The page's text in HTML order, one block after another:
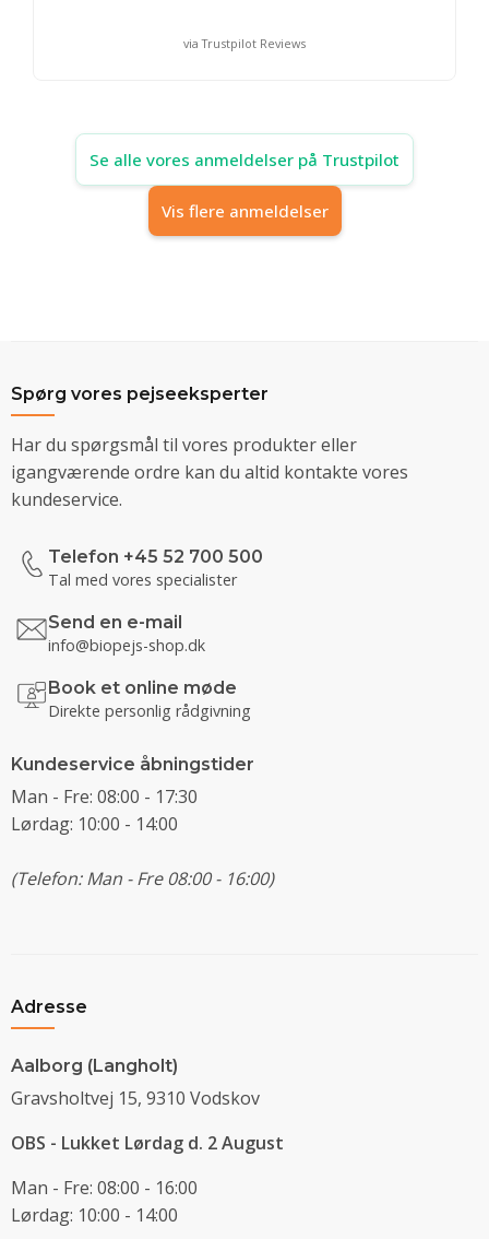
via Trustpilot Reviews
Se alle vores anmeldelser på Trustpilot
Vis flere anmeldelser
Spørg vores pejseeksperter
Har du spørgsmål til vores produkter eller
igangværende ordre kan du altid kontakte vores
kundeservice.
Telefon +45 52 700 500
Tal med vores specialister
Send en e-mail
info@biopejs-shop.dk
Book et online møde
Direkte personlig rådgivning
Kundeservice åbningstider
Man - Fre: 08:00 - 17:30
Lørdag: 10:00 - 14:00
(Telefon: Man - Fre 08:00 - 16:00)
Adresse
Aalborg (Langholt)
Gravsholtvej 15, 9310 Vodskov
OBS - Lukket Lørdag d. 2 August
Man - Fre: 08:00 - 16:00
Lørdag: 10:00 - 14:00